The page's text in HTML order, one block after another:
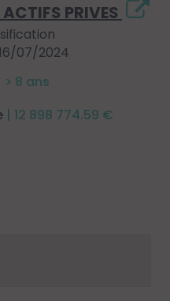
PRIVES
07/2024
> 8 ans
| 12 898 774.59 €